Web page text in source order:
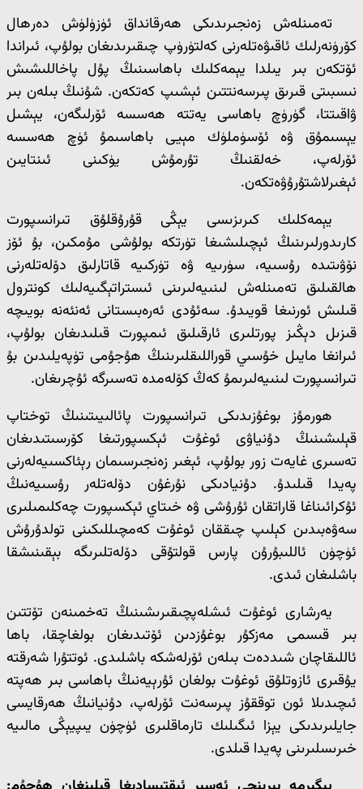
تەمىنلەش زەنجىرىدىكى ھەرقانداق ئۈزۈلۈش دەرھال
كۆرۈنەرلىك ئاقىۋەتلەرنى كەلتۈرۈپ چىقىرىدىغان بولۇپ، ئىراندا
ئۆتكەن بىر يىلدا يېمەكلىك باھاسىنىڭ پۇل پاخاللىشىش
نىسبىتى قىرىق پىرسەنتتىن ئېشىپ كەتكەن. شۇنىڭ بىلەن بىر
ۋاقىتتا، گۈرۈچ باھاسى يەتتە ھەسسە ئۆرلىگەن، يېشىل
يېسىمۇق ۋە ئۆسۈملۈك مېيى باھاسىمۇ ئۈچ ھەسسە
ئۆرلەپ، خەلقنىڭ تۇرمۇش يۈكىنى ئىنتايىن
ئېغىرلاشتۇرۇۋەتكەن.
يېمەكلىك كىرىزىسى يېڭى قۇرۇقلۇق تىرانسپورت
كارىدورلىرىنىڭ ئېچىلىشىغا تۈرتكە بولۇشى مۇمكىن، بۇ ئۆز
نۆۋىتىدە رۇسىيە، سۈرىيە ۋە تۈركىيە قاتارلىق دۆلەتلەرنى
ھالقىلىق تەمىنلەش لىنىيەلىرىنى ئىستراتېگىيەلىك كونترول
قىلىش ئورنىغا قويىدۇ. سەئۇدى ئەرەبىستانى ئەنئەنە بويىچە
قىزىل دېڭىز پورتلىرى ئارقىلىق ئىمپورت قىلىدىغان بولۇپ،
ئىرانغا مايىل خۇسىي قوراللىقلىرىنىڭ ھۇجۇمى تۈپەيلىدىن بۇ
تىرانسپورت لىنىيەلىرىمۇ كەڭ كۆلەمدە تەسىرگە ئۇچرىغان.
ھورمۇز بوغۇزىدىكى تىرانسپورت پائالىيىتىنىڭ توختاپ
قېلىشىنىڭ دۇنياۋى ئوغۇت ئېكسپورتىغا كۆرسىتىدىغان
تەسىرى غايەت زور بولۇپ، ئېغىر زەنجىرسىمان رېئاكسىيەلەرنى
پەيدا قىلىدۇ. دۇنيادىكى نۇرغۇن دۆلەتلەر رۇسىيەنىڭ
ئۇكرائىناغا قاراتقان ئۇرۇشى ۋە خىتاي ئېكسپورت چەكلىمىلىرى
سەۋەبىدىن كېلىپ چىققان ئوغۇت كەمچىللىكىنى تولدۇرۇش
ئۈچۈن ئاللىبۇرۇن پارس قولتۇقى دۆلەتلىرىگە بېقىنىشقا
باشلىغان ئىدى.
يەرشارى ئوغۇت ئىشلەپچىقىرىشىنىڭ تەخمىنەن تۆتتىن
بىر قىسمى مەزكۇر بوغۇزدىن ئۆتىدىغان بولغاچقا، باھا
ئاللىقاچان شىددەت بىلەن ئۆرلەشكە باشلىدى. ئوتتۇرا شەرقتە
يۇقىرى ئازوتلۇق ئوغۇت بولغان ئۇرېيەنىڭ باھاسى بىر ھەپتە
ئىچىدىلا ئون توققۇز پىرسەنت ئۆرلەپ، دۇنيانىڭ ھەرقايسى
جايلىرىدىكى يېزا ئىگىلىك تارماقلىرى ئۈچۈن يىپيېڭى مالىيە
خىرىسلىرىنى پەيدا قىلدى.